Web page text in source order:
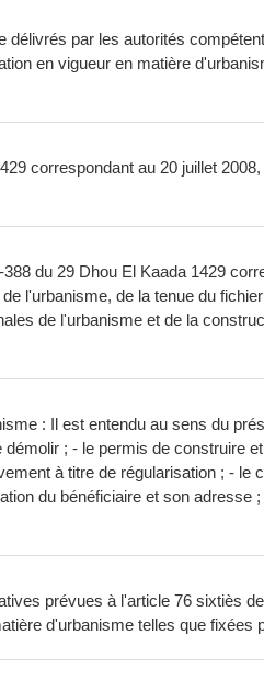
par les autorités
en vigueur en matière
correspondant au 20 juillet
du 29 Dhou El Kaada 1429
l'urbanisme, de la tenue du
de l'urbanisme et de la
: Il est entendu au sens du
; - le permis de construire
à titre de régularisation ; -
du bénéficiaire et son adresse
prévues à l'article 76 sixtiès
d'urbanisme telles que fixées